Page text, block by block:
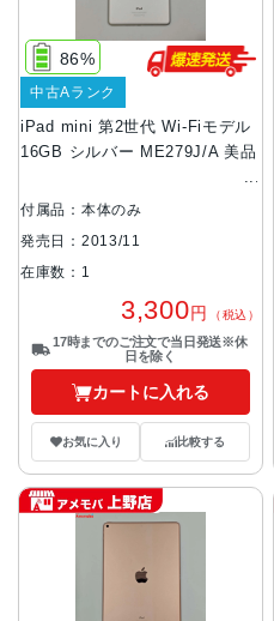
iPad mini 第2世代 Wi-Fiモデル
16GB シルバー ME279J/A 美品
86%
中古Aランク
付属品：本体のみ
発売日：2013/11
在庫数：1
3,300円 （税込）
17時までのご注文で当日発送※休
日を除く
カートに入れる
お気に入り 比較する